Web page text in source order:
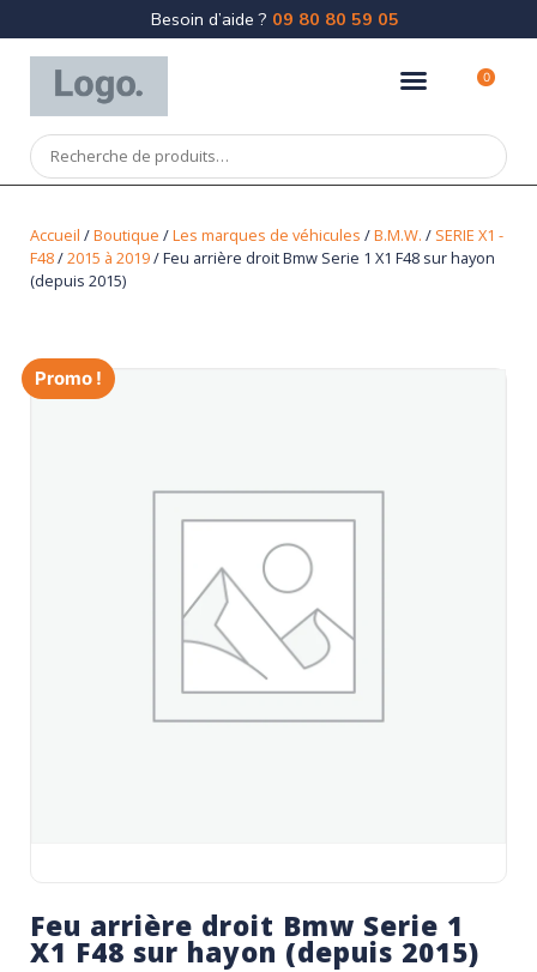
Besoin d’aide ? 09 80 80 59 05
0
Accueil /Boutique /Les marques de véhicules /B.M.W. / SERIE X1 -
F48/2015 à 2019/ Feu arrière droit Bmw Serie 1 X1 F48 sur hayon
(depuis 2015)
Promo !
Feu arrière droit Bmw Serie 1
X1 F48 sur hayon (depuis 2015)